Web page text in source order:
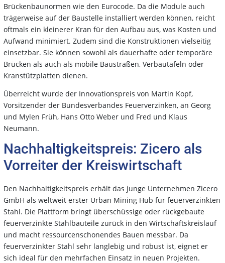
Brückenbaunormen wie den Eurocode. Da die Module auch
trägerweise auf der Baustelle installiert werden können, reicht
oftmals ein kleinerer Kran für den Aufbau aus, was Kosten und
Aufwand minimiert. Zudem sind die Konstruktionen vielseitig
einsetzbar. Sie können sowohl als dauerhafte oder temporäre
Brücken als auch als mobile Baustraßen, Verbautafeln oder
Kranstützplatten dienen.
Überreicht wurde der Innovationspreis von Martin Kopf,
Vorsitzender der Bundesverbandes Feuerverzinken, an Georg
und Mylen Früh, Hans Otto Weber und Fred und Klaus
Neumann.
Nachhaltigkeitspreis: Zicero als
Vorreiter der Kreiswirtschaft
Den Nachhaltigkeitspreis erhält das junge Unternehmen Zicero
GmbH als weltweit erster Urban Mining Hub für feuerverzinkten
Stahl. Die Plattform bringt überschüssige oder rückgebaute
feuerverzinkte Stahlbauteile zurück in den Wirtschaftskreislauf
und macht ressourcenschonendes Bauen messbar. Da
feuerverzinkter Stahl sehr langlebig und robust ist, eignet er
sich ideal für den mehrfachen Einsatz in neuen Projekten.